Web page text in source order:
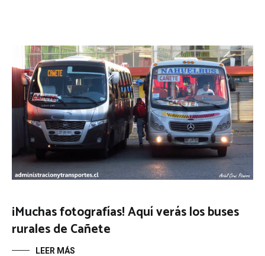
¡Muchas fotografías! Aquí verás los buses
rurales de Cañete
LEER MÁS